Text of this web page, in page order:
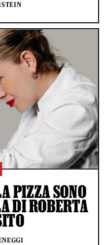
PIZZA SONO
DI ROBERTA